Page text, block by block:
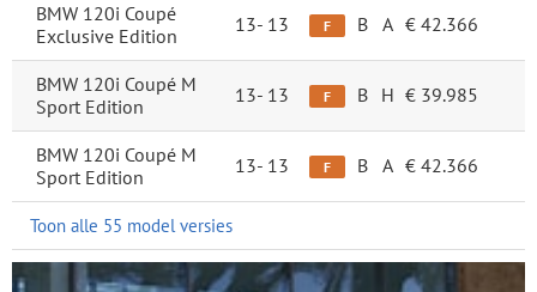
BMW 120i Coupé
Exclusive Edition
13- 13 F B A € 42.366
BMW 120i Coupé M
Sport Edition
13- 13 F B H € 39.985
BMW 120i Coupé M
Sport Edition
13- 13 F B A € 42.366
Toon alle 55 model versies